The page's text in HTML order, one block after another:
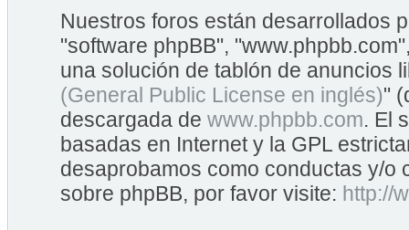
Nuestros foros están desarrollados
"software phpBB",
una solución de tablón de anuncios
(General Public License en inglés)"
descargada de www.phpbb.com. El
basadas en Internet y la GPL
desaprobamos como conductas y/o
sobre phpBB, por favor visite: http://